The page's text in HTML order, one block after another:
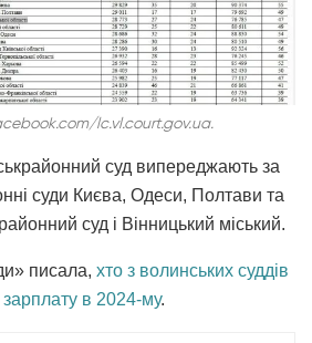
lc.vl.court.gov.ua.
суд випереджають за
суди Києва, Одеси, Полтави та
суд і Вінницький міський.
писала, хто з волинських суддів
в 2024-му.